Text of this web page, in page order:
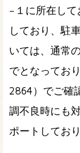
−１に所在して
しており、駐
いては、通常
でとなってお
2864）でご確
調不良時にも
ポートしており